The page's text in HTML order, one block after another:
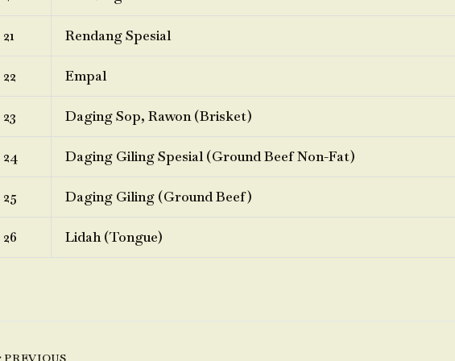
21 Rendang Spesial
22 Empal
23 Daging Sop, Rawon (Brisket)
24 Daging Giling Spesial (Ground Beef Non-Fat)
25 Daging Giling (Ground Beef)
26 Lidah (Tongue)
PREVIOUS